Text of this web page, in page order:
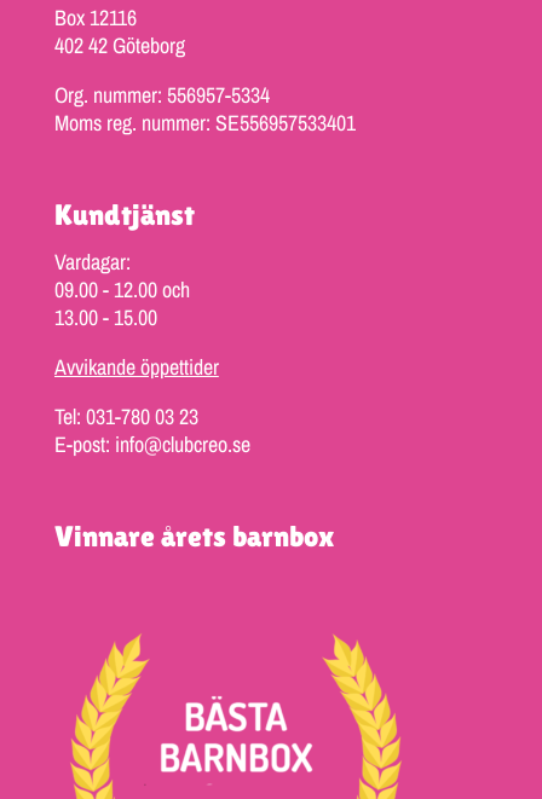
Box 12116
402 42 Göteborg
Org. nummer: 556957-5334
Moms reg. nummer: SE556957533401
Kundtjänst
Vardagar:
09.00 - 12.00 och
13.00 - 15.00
Avvikande öppettider
Tel: 031-780 03 23
E-post: info@clubcreo.se
Vinnare årets barnbox